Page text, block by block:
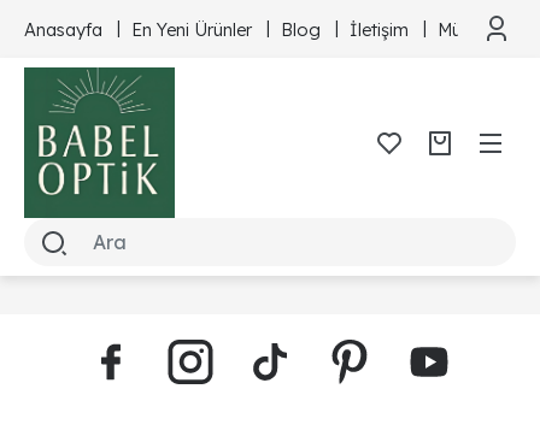
Anasayfa En Yeni Ürünler Blog İletişim Müşteri